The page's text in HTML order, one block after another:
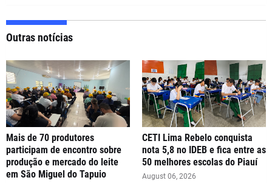
Outras notícias
Mais de 70 produtores
participam de encontro sobre
produção e mercado do leite
em São Miguel do Tapuio
CETI Lima Rebelo conquista
nota 5,8 no IDEB e fica entre as
50 melhores escolas do Piauí
August 06, 2026